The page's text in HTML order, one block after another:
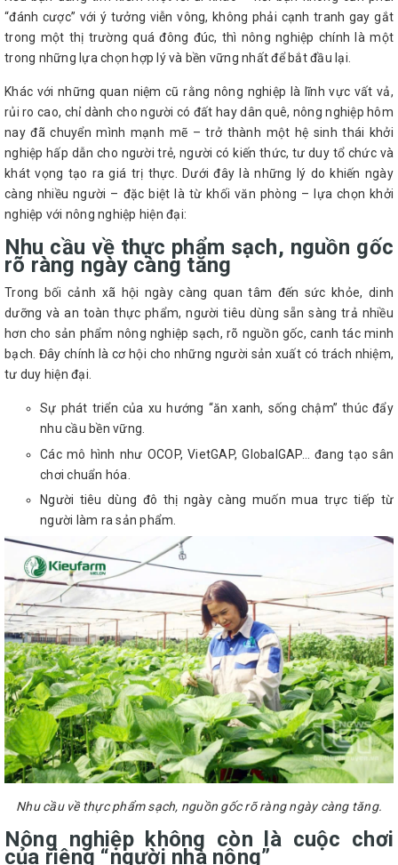
“đánh cược” với ý tưởng viễn vông, không phải cạnh tranh gay gắt
trong một thị trường quá đông đúc, thì nông nghiệp chính là một
trong những lựa chọn hợp lý và bền vững nhất để bắt đầu lại.
Khác với những quan niệm cũ rằng nông nghiệp là lĩnh vực vất vả,
rủi ro cao, chỉ dành cho người có đất hay dân quê, nông nghiệp hôm
nay đã chuyển mình mạnh mẽ – trở thành một hệ sinh thái khởi
nghiệp hấp dẫn cho người trẻ, người có kiến thức, tư duy tổ chức và
khát vọng tạo ra giá trị thực. Dưới đây là những lý do khiến ngày
càng nhiều người – đặc biệt là từ khối văn phòng – lựa chọn khởi
nghiệp với nông nghiệp hiện đại:
Nhu cầu về thực phẩm sạch, nguồn gốc
rõ ràng ngày càng tăng
Trong bối cảnh xã hội ngày càng quan tâm đến sức khỏe, dinh
dưỡng và an toàn thực phẩm, người tiêu dùng sẵn sàng trả nhiều
hơn cho sản phẩm nông nghiệp sạch, rõ nguồn gốc, canh tác minh
bạch. Đây chính là cơ hội cho những người sản xuất có trách nhiệm,
tư duy hiện đại.
Sự phát triển của xu hướng “ăn xanh, sống chậm” thúc đẩy
nhu cầu bền vững.
Các mô hình như OCOP, VietGAP, GlobalGAP… đang tạo sân
chơi chuẩn hóa.
Người tiêu dùng đô thị ngày càng muốn mua trực tiếp từ
người làm ra sản phẩm.
Nhu cầu về thực phẩm sạch, nguồn gốc rõ ràng ngày càng tăng.
Nông nghiệp không còn là cuộc chơi
của riêng “người nhà nông”